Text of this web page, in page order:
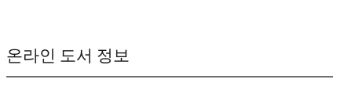
온라인 도서 정보